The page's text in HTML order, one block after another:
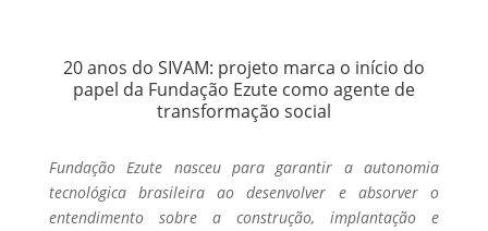
20 anos do SIVAM: projeto marca o início do
papel da Fundação Ezute como agente de
transformação social
Fundação Ezute nasceu para garantir a autonomia
tecnológica brasileira ao desenvolver e absorver o
entendimento sobre a construção, implantação e